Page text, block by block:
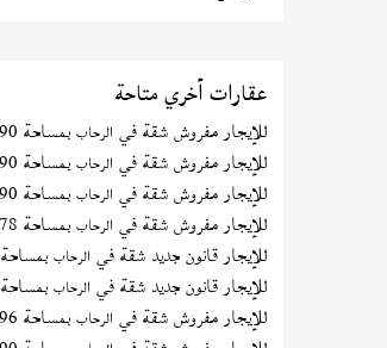
عقارات أخري متاحة
للإيجار مفروش شقة في الرحاب بمساحة 90 م
للإيجار مفروش شقة في الرحاب بمساحة 90 م
للإيجار مفروش شقة في الرحاب بمساحة 90 م
للإيجار مفروش شقة في الرحاب بمساحة 78 م
للإيجار قانون جديد شقة في الرحاب بمساحة 99 م
للإيجار قانون جديد شقة في الرحاب بمساحة 99 م
للإيجار مفروش شقة في الرحاب بمساحة 96 م